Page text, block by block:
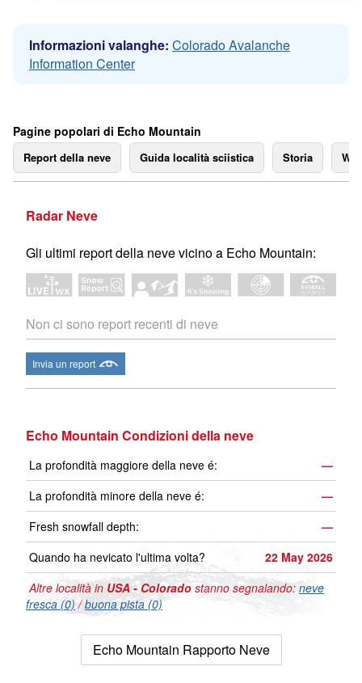
Informazioni valanghe: Colorado Avalanche
Information Center
Pagine popolari di Echo Mountain
Report della neve Guida località sciistica Storia
Radar Neve
Gli ultimi report della neve vicino a Echo Mountain:
Non ci sono report recenti di neve
Invia un report
Echo Mountain Condizioni della neve
La profondità maggiore della neve é:
—
La profondità minore della neve é:
—
Fresh snowfall depth:
—
Quando ha nevicato l'ultima volta?
22 May 2026
Altre località in USA - Colorado stanno segnalando: neve
fresca (0)/buona pista (0)
Echo Mountain Rapporto Neve